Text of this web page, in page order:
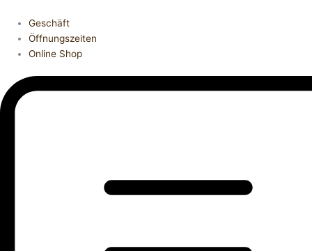
Geschäft
Öffnungszeiten
Online Shop